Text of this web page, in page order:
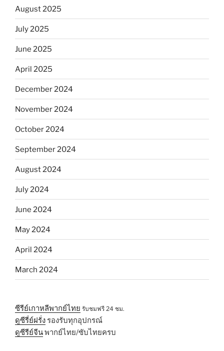
August 2025
July 2025
June 2025
April 2025
December 2024
November 2024
October 2024
September 2024
August 2024
July 2024
June 2024
May 2024
April 2024
March 2024
ซีรีย์เกาหลีพากย์ไทย รับชมฟรี 24 ชม.
ดูซีรี่ย์ฝรั่ง รองรับทุกอุปกรณ์
ดูซีรีย์จีนพากย์ไทย/ซับไทยครบ